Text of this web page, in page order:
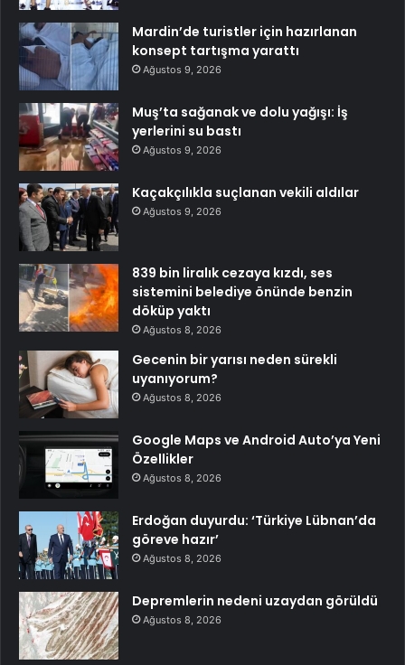
Mardin’de turistler için hazırlanan
konsept tartışma yarattı
Ağustos 9, 2026
Muş’ta sağanak ve dolu yağışı: İş
yerlerini su bastı
Ağustos 9, 2026
Kaçakçılıkla suçlanan vekili aldılar
Ağustos 9, 2026
839 bin liralık cezaya kızdı, ses
sistemini belediye önünde benzin
döküp yaktı
Ağustos 8, 2026
Gecenin bir yarısı neden sürekli
uyanıyorum?
Ağustos 8, 2026
Google Maps ve Android Auto’ya Yeni
Özellikler
Ağustos 8, 2026
Erdoğan duyurdu: ‘Türkiye Lübnan’da
göreve hazır’
Ağustos 8, 2026
Depremlerin nedeni uzaydan görüldü
Ağustos 8, 2026